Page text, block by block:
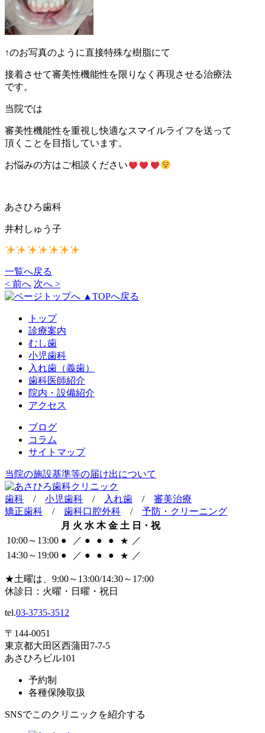
↑のお写真のように直接特殊な樹脂にて
接着させて審美性機能性を限りなく再現させる治療法
です。
当院では
審美性機能性を重視し快適なスマイルライフを送って
頂くことを目指しています。
お悩みの方はご相談ください
あさひろ歯科
井村しゅう子
一覧へ戻る
< 前へ 次へ >
▲TOPへ戻る
トップ
診療案内
むし歯
小児歯科
入れ歯（義歯）
歯科医師紹介
院内・設備紹介
アクセス
ブログ
コラム
サイトマップ
当院の施設基準等の届け出について
歯科 / 小児歯科 / 入れ歯 / 審美治療
矯正歯科 / 歯科口腔外科 / 予防・クリーニング
月 火 水 木 金 土 日・祝
10:00～13:00 ● ／ ● ● ● ★ ／
14:30～19:00 ● ／ ● ● ● ★ ／
★土曜は、9:00～13:00/14:30～17:00
休診日：火曜・日曜・祝日
tel.03-3735-3512
〒144-0051
東京都大田区西蒲田7-7-5
あさひろビル101
予約制
各種保険取扱
SNSでこのクリニックを紹介する